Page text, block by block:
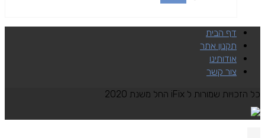
דף הבית
תקנון אתר
אודותינו
צור קשר
כל הזכויות שמורות ל iFix החל משנת 2020